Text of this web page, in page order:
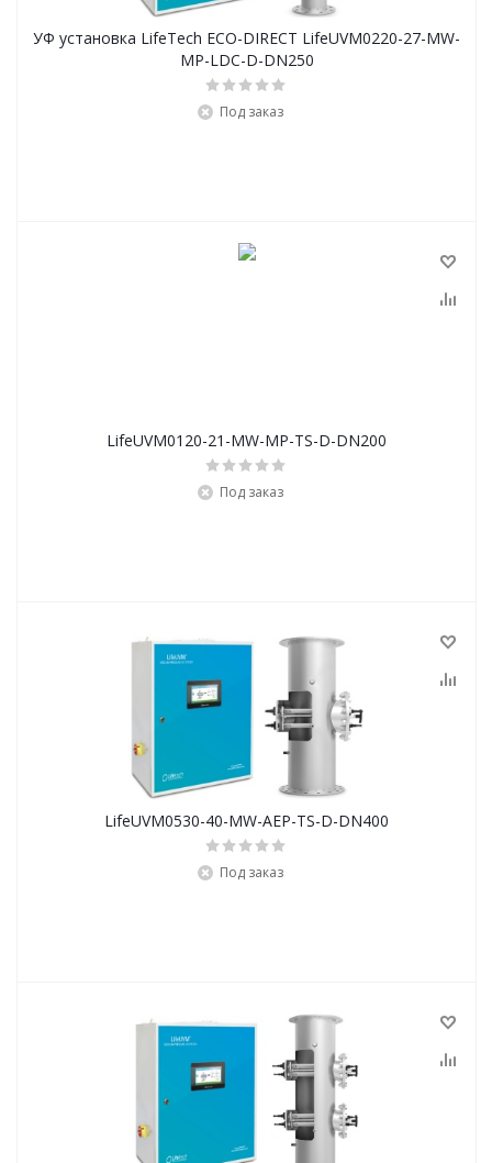
УФ установка LifeTech ECO-DIRECT LifeUVM0220-27-MW-
MP-LDC-D-DN250
Под заказ
LifeUVM0120-21-MW-MP-TS-D-DN200
Под заказ
LifeUVM0530-40-MW-AEP-TS-D-DN400
Под заказ